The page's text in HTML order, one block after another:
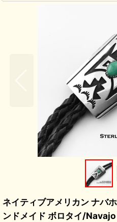
ネイティブアメリカン ナバ
ンドメイド ボロタイ/